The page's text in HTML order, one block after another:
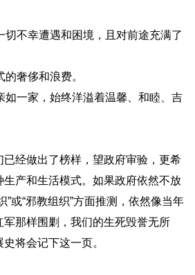
不幸遭遇和困境，且对前途充满了
奢侈和浪费。
一家，始终洋溢着温馨、和睦、吉
经做出了榜样，望政府审验，更希
产和生活模式。如果政府依然不放
”或“邪教组织”方面推测，依然像当年
军那样围剿，我们的生死毁誉无所
将会记下这一页。